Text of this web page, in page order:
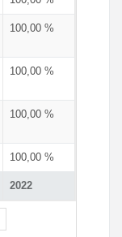
2022
100,00 %
100,00 %
100,00 %
100,00 %